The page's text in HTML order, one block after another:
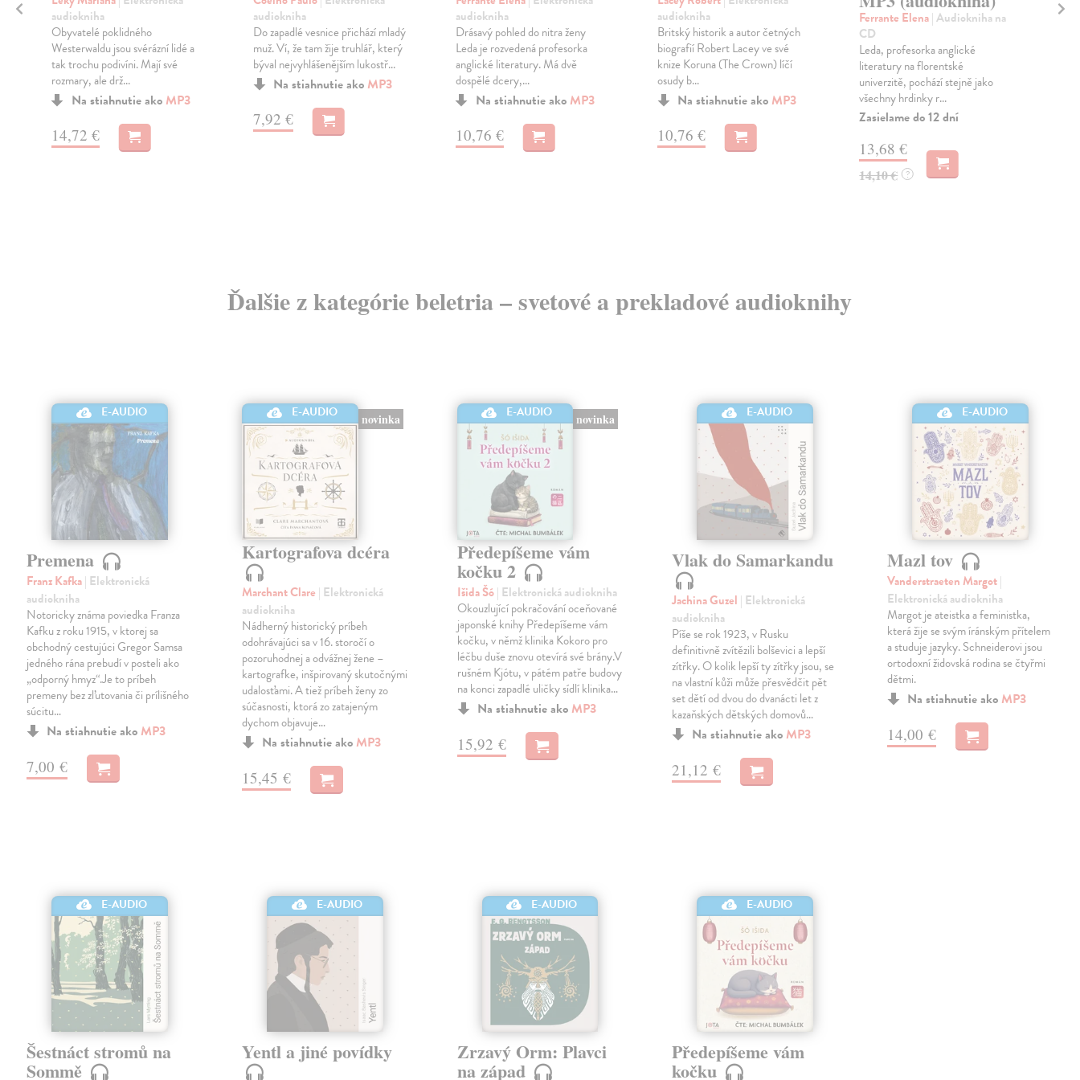
audiokniha
Obyvatelé poklidného
Westerwaldu jsou svérázní lidé a
tak trochu podivíni. Mají své
rozmary, ale drž...
Na stiahnutie ako MP3
14,72 €
audiokniha
Do zapadlé vesnice přichází mladý
muž. Ví, že tam žije truhlář, který
býval nejvyhlášenějším lukostř...
Na stiahnutie ako MP3
7,92 €
audiokniha
Drásavý pohled do nitra ženy
Leda je rozvedená profesorka
anglické literatury. Má dvě
dospělé dcery,...
Na stiahnutie ako MP3
10,76 €
audiokniha
Britský historik a autor četných
biografií Robert Lacey ve své
knize Koruna (The Crown) líčí
osudy b...
Na stiahnutie ako MP3
10,76 €
Ferrante Elena| Audiokniha na
CD
Leda, profesorka anglické
literatury na florentské
univerzitě, pochází stejně jako
všechny hrdinky r...
Zasielame do 12 dní
13,68 €
14,10 € ?
Ďalšie z kategórie beletria – svetové a prekladové audioknihy
E-AUDIO
Premena
Franz Kafka| Elektronická
audiokniha
Notoricky známa poviedka Franza
Kafku z roku 1915, v ktorej sa
obchodný cestujúci Gregor Samsa
jedného rána prebudí v posteli ako
„odporný hmyz“.Je to príbeh
premeny bez zľutovania či prílišného
súcitu…
Na stiahnutie ako MP3
7,00 €
E-AUDIO novinka
Kartografova dcéra
Marchant Clare | Elektronická
audiokniha
Nádherný historický príbeh
odohrávajúci sa v 16. storočí o
pozoruhodnej a odvážnej žene –
kartografke, inšpirovaný skutočnými
udalosťami. A tiež príbeh ženy zo
súčasnosti, ktorá zo zatajeným
dychom objavuje…
Na stiahnutie ako MP3
15,45 €
E-AUDIO novinka
Předepíšeme vám
kočku 2
Išida Šó| Elektronická audiokniha
Okouzlující pokračování oceňované
japonské knihy Předepíšeme vám
kočku, v němž klinika Kokoro pro
léčbu duše znovu otevírá své brány.V
rušném Kjótu, v pátém patře budovy
na konci zapadlé uličky sídlí klinika…
Na stiahnutie ako MP3
15,92 €
E-AUDIO
Vlak do Samarkandu
Jachina Guzel | Elektronická
audiokniha
Píše se rok 1923, v Rusku
definitivně zvítězili bolševici a lepší
zítřky. O kolik lepší ty zítřky jsou, se
na vlastní kůži může přesvědčit pět
set dětí od dvou do dvanácti let z
kazaňských dětských domovů…
Na stiahnutie ako MP3
21,12 €
E-AUDIO
Mazl tov
Vanderstraeten Margot|
Elektronická audiokniha
Margot je ateistka a feministka,
která žije se svým íránským přítelem
a studuje jazyky. Schneiderovi jsou
ortodoxní židovská rodina se čtyřmi
dětmi.
Na stiahnutie ako MP3
14,00 €
E-AUDIO
Šestnáct stromů na
Sommě
E-AUDIO
Yentl a jiné povídky
E-AUDIO
Zrzavý Orm: Plavci
na západ
E-AUDIO
Předepíšeme vám
kočku